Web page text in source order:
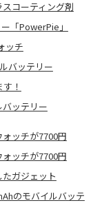
コーティング剤
「PowerPie」
ッチ
バッテリー
！
ッテリー
ッチが7700円
ッチが7700円
ガジェット
のモバイルバッテ